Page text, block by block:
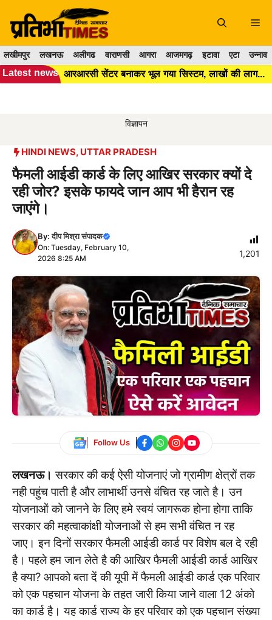
content
लखीमपुर लखनऊ अलीगढ वाराणसी आगरा आजमगढ़ इटावा एटा उन्नाव
Latest news आरआरसी सेंटर बनाकर भूल गया सिस्टम, लाखों की लागत के बाद भी कूड़ा प्रबंधन बेपटरी।।
विज्ञापन
HINDI NEWS, UTTAR PRADESH
फैमली आईडी कार्ड के लिए आखिर सरकार क्यों दे
रही जोर? इसके फायदे जान आप भी हैरान रह
जाएंगे।
By:दीप मिश्रा संपादक
On: Tuesday, February 10,
2026 8:25 AM
1,201
Follow Us
लखनऊ। सरकार की कई ऐसी योजनाएं जो ग्रामीण क्षेत्रों तक
नही पहुंच पाती है और लाभार्थी उनसे वंचित रह जाते है। उन
योजनाओं को जानने के लिए हमे स्वयं जागरूक होना होगा ताकि
सरकार की महत्वाकांक्षी योजनाओं से हम सभी वंचित न रह
जाए। इन दिनों सरकार फैमली आईडी कार्ड पर विशेष बल दे रही
है। पहले हम जान लेते है की आखिर फैमली आईडी कार्ड आखिर
है क्या? आपको बता दें की यूपी में फैमली आईडी कार्ड एक परिवार
को एक पहचान योजना के तहत जारी किया जाने वाला 12 अंको
का कार्ड है। यह कार्ड राज्य के हर परिवार को एक पहचान संख्या